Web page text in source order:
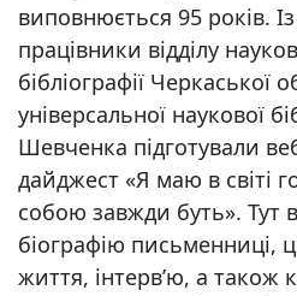
виповнюється 95 років. Із
працівники відділу
бібліографії Черкаської
універсальної наукової
Шевченка підготували
дайджест «Я маю в світі
собою завжди буть». Тут
біографію письменниці,
життя, інтерв’ю, а також